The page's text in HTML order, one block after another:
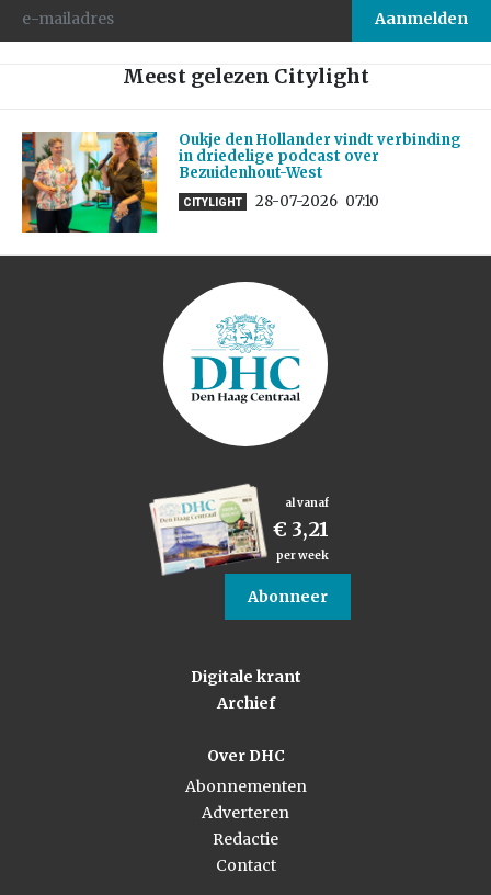
Meest gelezen Citylight
Oukje den Hollander vindt verbinding
in driedelige podcast over
Bezuidenhout-West
CITYLIGHT 28-07-2026 07:10
al vanaf
€ 3,21
per week
Abonneer
Digitale krant
Archief
Over DHC
Abonnementen
Adverteren
Redactie
Contact